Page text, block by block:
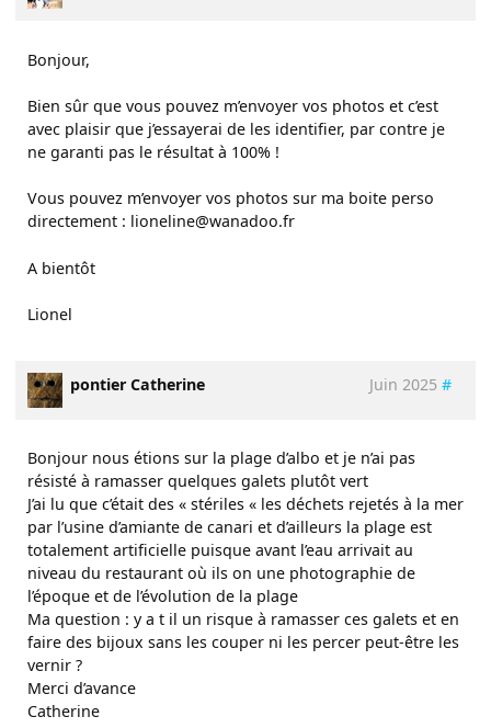
Bonjour,
Bien sûr que vous pouvez m’envoyer vos photos et c’est
avec plaisir que j’essayerai de les identifier, par contre je
ne garanti pas le résultat à 100% !
Vous pouvez m’envoyer vos photos sur ma boite perso
directement : lioneline@wanadoo.fr
A bientôt
Lionel
pontier Catherine Juin 2025 #
Bonjour nous étions sur la plage d’albo et je n’ai pas
résisté à ramasser quelques galets plutôt vert
J’ai lu que c’était des « stériles « les déchets rejetés à la mer
par l’usine d’amiante de canari et d’ailleurs la plage est
totalement artificielle puisque avant l’eau arrivait au
niveau du restaurant où ils on une photographie de
l’époque et de l’évolution de la plage
Ma question : y a t il un risque à ramasser ces galets et en
faire des bijoux sans les couper ni les percer peut-être les
vernir ?
Merci d’avance
Catherine